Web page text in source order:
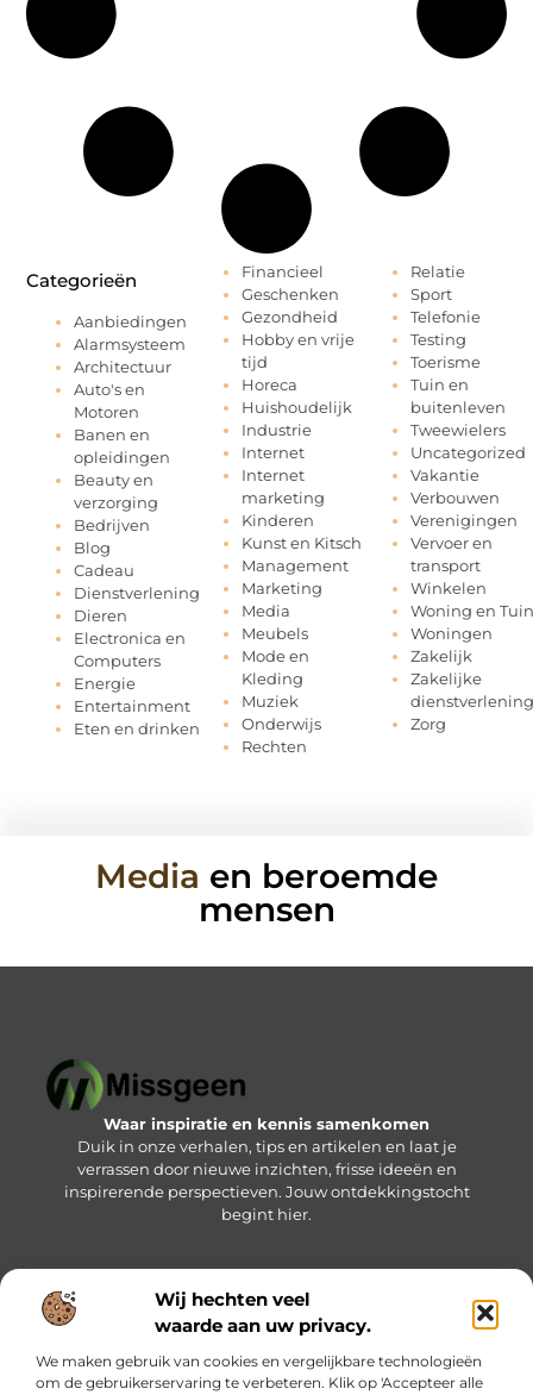
Wij hechten veel
waarde aan uw privacy.
We maken gebruik van cookies en vergelijkbare technologieën
om de gebruikerservaring te verbeteren. Klik op 'Accepteer alle
Categorieën
Aanbiedingen
Alarmsysteem
Architectuur
Auto's en
Motoren
Banen en
opleidingen
Beauty en
verzorging
Bedrijven
Blog
Cadeau
Dienstverlening
Dieren
Electronica en
Computers
Energie
Entertainment
Eten en drinken
Financieel
Geschenken
Gezondheid
Hobby en vrije
tijd
Horeca
Huishoudelijk
Industrie
Internet
Internet
marketing
Kinderen
Kunst en Kitsch
Management
Marketing
Media
Meubels
Mode en
Kleding
Muziek
Onderwijs
Rechten
Relatie
Sport
Telefonie
Testing
Toerisme
Tuin en
buitenleven
Tweewielers
Uncategorized
Vakantie
Verbouwen
Verenigingen
Vervoer en
transport
Winkelen
Woning en Tuin
Woningen
Zakelijk
Zakelijke
dienstverlening
Zorg
Media en beroemde
mensen
Waar inspiratie en kennis samenkomen
Duik in onze verhalen, tips en artikelen en laat je
verrassen door nieuwe inzichten, frisse ideeën en
inspirerende perspectieven. Jouw ontdekkingstocht
begint hier.
Bericht categorie